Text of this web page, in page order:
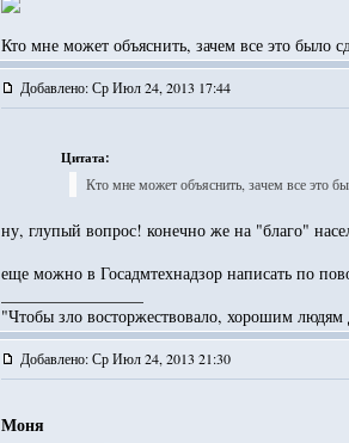
Кто мне может объяснить, зачем все это было
Добавлено: Ср Июл 24, 2013 17:44
Цитата:
Кто мне может объяснить, зачем все это
ну, глупый вопрос! конечно же на "благо"
еще можно в Госадмтехнадзор написать по
"Чтобы зло восторжествовало, хорошим людям
Добавлено: Ср Июл 24, 2013 21:30
Моня